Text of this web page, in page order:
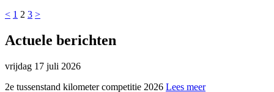
< 1 2 3 >
Actuele berichten
vrijdag 17 juli 2026
2e tussenstand kilometer competitie 2026 Lees meer